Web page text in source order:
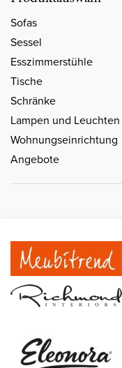
Sofas
Sessel
Esszimmerstühle
Tische
Schränke
Lampen und Leuchten
Wohnungseinrichtung
Angebote